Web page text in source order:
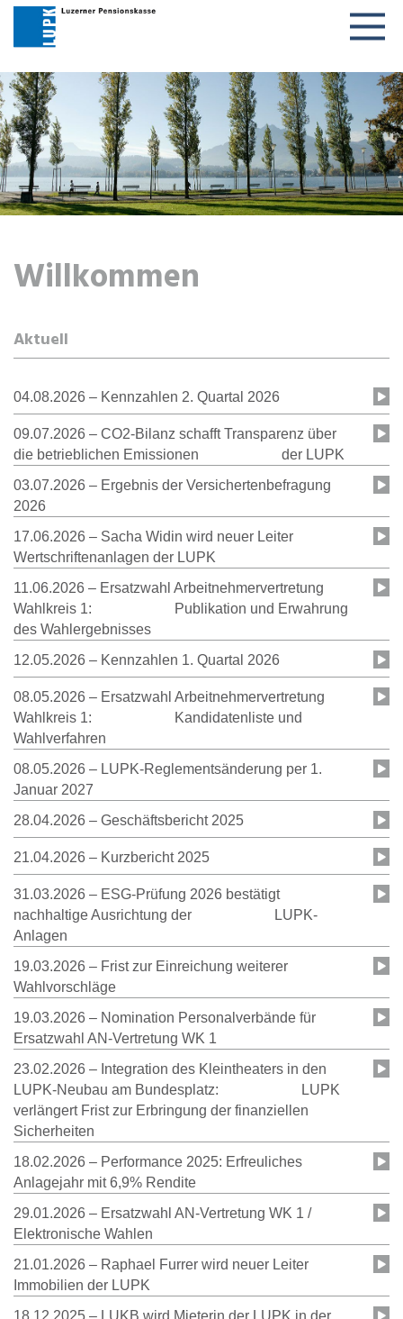
Willkommen
Aktuell
04.08.2026 – Kennzahlen 2. Quartal 2026
09.07.2026 – CO2-Bilanz schafft Transparenz über
die betrieblichen Emissionen der LUPK
03.07.2026 – Ergebnis der Versichertenbefragung
2026
17.06.2026 – Sacha Widin wird neuer Leiter
Wertschriftenanlagen der LUPK
11.06.2026 – Ersatzwahl Arbeitnehmervertretung
Wahlkreis 1: Publikation und Erwahrung
des Wahlergebnisses
12.05.2026 – Kennzahlen 1. Quartal 2026
08.05.2026 – Ersatzwahl Arbeitnehmervertretung
Wahlkreis 1: Kandidatenliste und
Wahlverfahren
08.05.2026 – LUPK-Reglementsänderung per 1.
Januar 2027
28.04.2026 – Geschäftsbericht 2025
21.04.2026 – Kurzbericht 2025
31.03.2026 – ESG-Prüfung 2026 bestätigt
nachhaltige Ausrichtung der LUPK-
Anlagen
19.03.2026 – Frist zur Einreichung weiterer
Wahlvorschläge
19.03.2026 – Nomination Personalverbände für
Ersatzwahl AN-Vertretung WK 1
23.02.2026 – Integration des Kleintheaters in den
LUPK-Neubau am Bundesplatz: LUPK
verlängert Frist zur Erbringung der finanziellen
Sicherheiten
18.02.2026 – Performance 2025: Erfreuliches
Anlagejahr mit 6,9% Rendite
29.01.2026 – Ersatzwahl AN-Vertretung WK 1 /
Elektronische Wahlen
21.01.2026 – Raphael Furrer wird neuer Leiter
Immobilien der LUPK
18.12.2025 – LUKB wird Mieterin der LUPK in der